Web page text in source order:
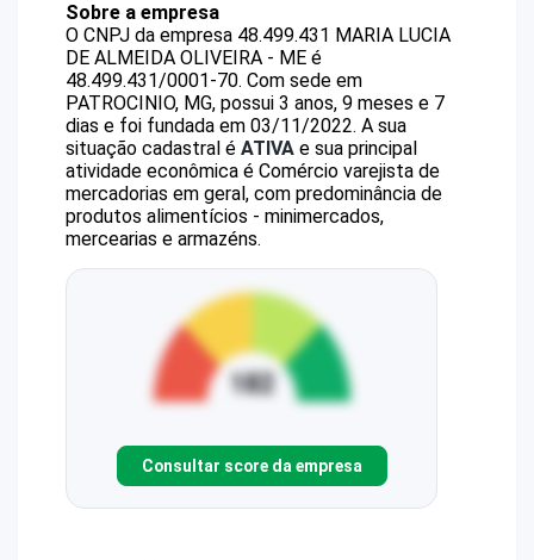
Sobre a empresa
O CNPJ da empresa 48.499.431 MARIA LUCIA
DE ALMEIDA OLIVEIRA - ME é
48.499.431/0001-70. Com sede em
PATROCINIO, MG, possui 3 anos, 9 meses e 7
dias e foi fundada em 03/11/2022. A sua
situação cadastral é ATIVA e sua principal
atividade econômica é Comércio varejista de
mercadorias em geral, com predominância de
produtos alimentícios - minimercados,
mercearias e armazéns.
Consultar score da empresa